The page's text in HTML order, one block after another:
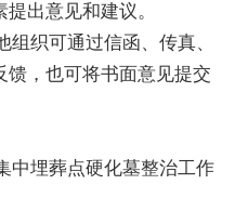
出意见和建议。
组织可通过信函、传真、
馈，也可将书面意见提交
中埋葬点硬化墓整治工作